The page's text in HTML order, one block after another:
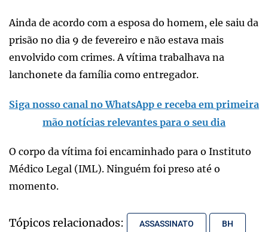
Ainda de acordo com a esposa do homem, ele saiu da
prisão no dia 9 de fevereiro e não estava mais
envolvido com crimes. A vítima trabalhava na
lanchonete da família como entregador.
Siga nosso canal no WhatsApp e receba em primeira
mão notícias relevantes para o seu dia
O corpo da vítima foi encaminhado para o Instituto
Médico Legal (IML). Ninguém foi preso até o
momento.
Tópicos relacionados: ASSASSINATO BH